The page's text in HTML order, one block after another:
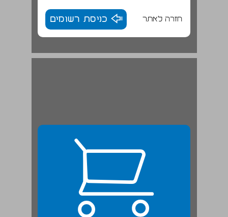
חזרה לאתר כניסת רשומים